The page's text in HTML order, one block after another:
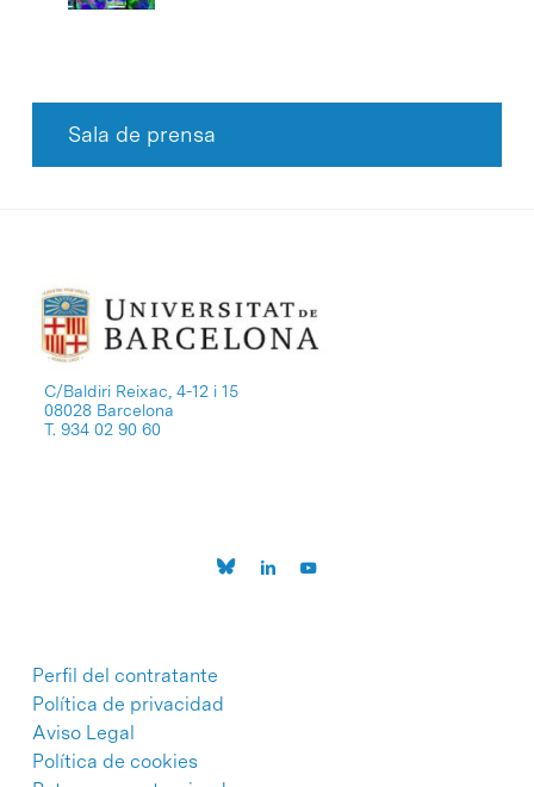
Sala de prensa
C/Baldiri Reixac, 4-12 i 15
08028 Barcelona
T. 934 02 90 60
Perfil del contratante
Política de privacidad
Aviso Legal
Política de cookies